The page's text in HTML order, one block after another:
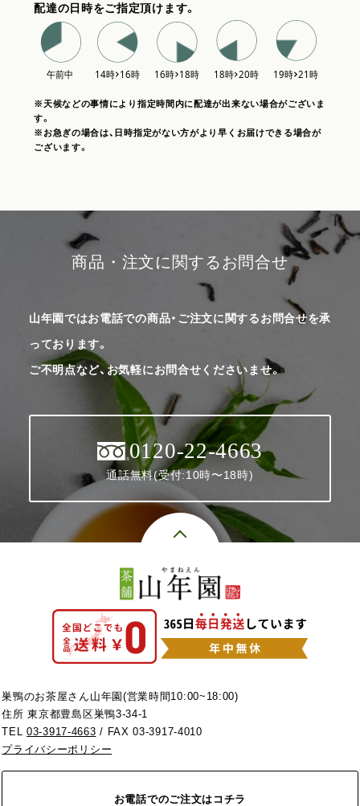
配達の日時をご指定頂けます。
※天候などの事情により指定時間内に配達が出来ない場合がございま
す。
※お急ぎの場合は、日時指定がない方がより早くお届けできる場合が
ございます。
商品・注文に関するお問合せ
山年園ではお電話での商品・ご注文に関するお問合せを承
っております。
ご不明点など、お気軽にお問合せくださいませ。
0120-22-4663
通話無料(受付:10時〜18時)
巣鴨のお茶屋さん山年園(営業時間10:00~18:00)
住所 東京都豊島区巣鴨3-34-1
TEL03-3917-4663 / FAX 03-3917-4010
プライバシーポリシー
お電話でのご注文はコチラ